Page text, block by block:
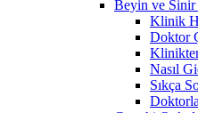
Beyin ve Sinir
Klinik
Doktor
Nasıl
Sıkça